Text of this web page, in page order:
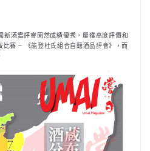
新酒鑑評會固然成績優秀，屢獲高度評價和
賽 ~ 《能登杜氏組合自釀酒品評會》，而